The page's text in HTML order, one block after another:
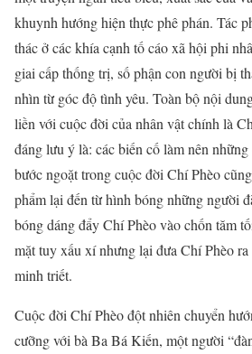
khuynh hướng hiện thực phê phán. Tác
thác ở các khía cạnh tố cáo xã hội phi
giai cấp thống trị, số phận con người bị
nhìn từ góc độ tình yêu. Toàn bộ nội
liền với cuộc đời của nhân vật chính là
đáng lưu ý là: các biến cố làm nên
bước ngoặt trong cuộc đời Chí Phèo
phẩm lại đến từ hình bóng những người
bóng dáng đẩy Chí Phèo vào chốn tăm
mặt tuy xấu xí nhưng lại đưa Chí Phèo
minh triết.
Cuộc đời Chí Phèo đột nhiên chuyển
cưỡng với bà Ba Bá Kiến, một người